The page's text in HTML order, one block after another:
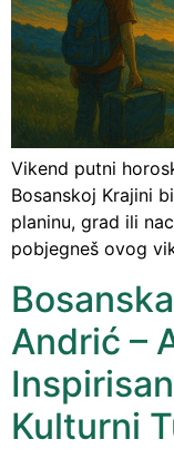
Vikend putni
Bosanskoj Krajini
planinu, grad ili
pobjegneš ovog
Andrić –
Kulturni